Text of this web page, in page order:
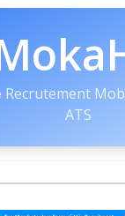
Recrutement
ATS